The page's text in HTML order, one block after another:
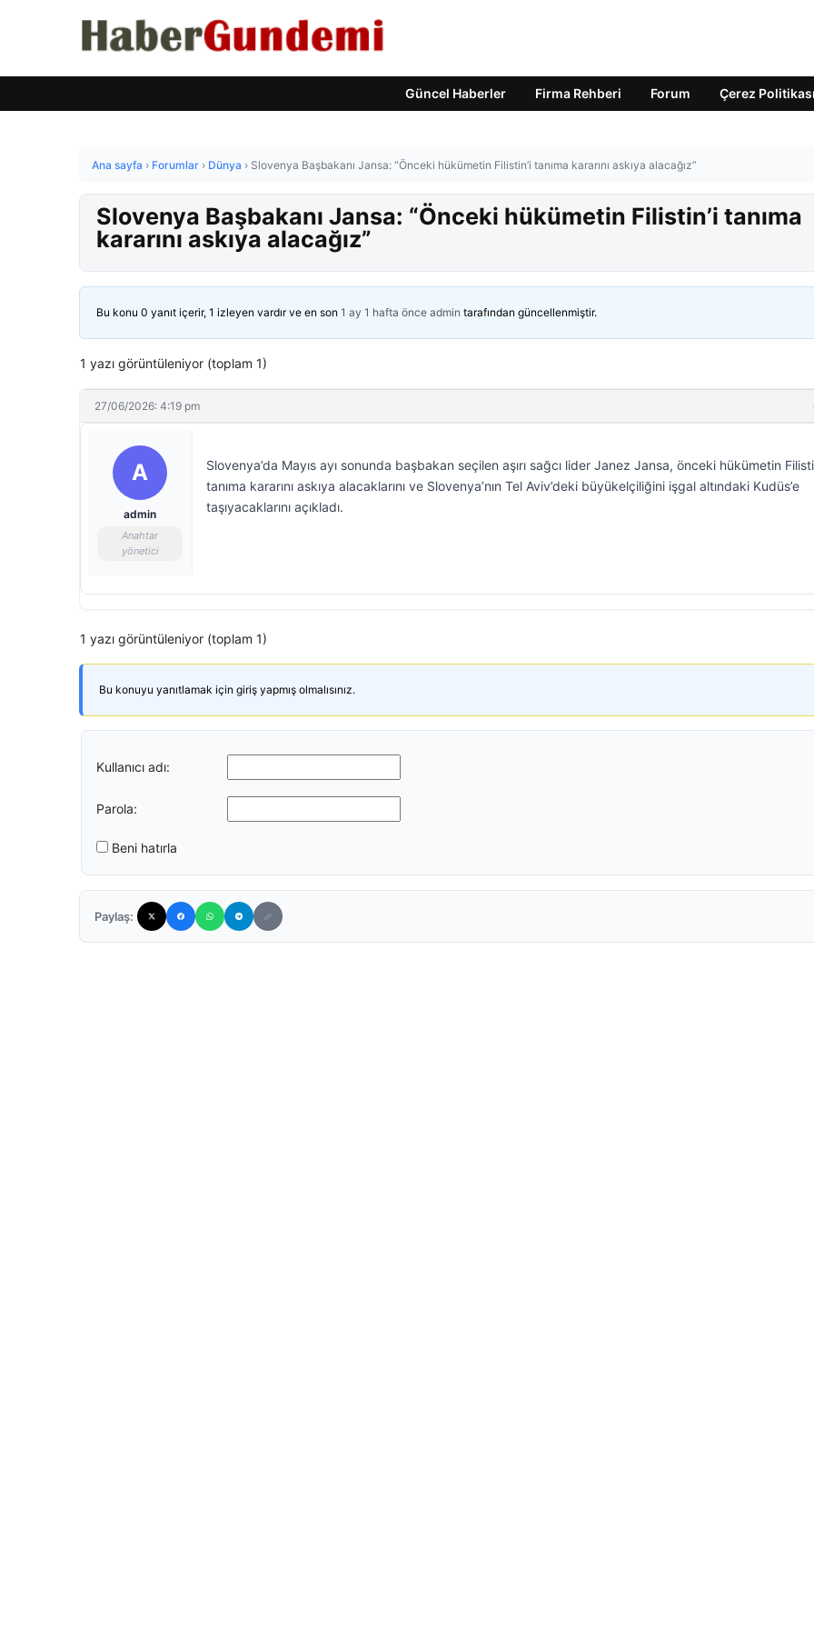
Güncel Haberler Firma Rehberi Forum Çerez Politikası
Ana sayfa › Forumlar › Dünya › Slovenya Başbakanı Jansa: “Önceki hükümetin Filistin’i tanıma kararını askıya alacağız”
Slovenya Başbakanı Jansa: “Önceki hükümetin Filistin’i tanıma
kararını askıya alacağız”
Bu konu 0 yanıt içerir, 1 izleyen vardır ve en son 1 ay 1 hafta önce admin tarafından güncellenmiştir.
1 yazı görüntüleniyor (toplam 1)
27/06/2026: 4:19 pm
A
admin
Anahtar
yönetici
Slovenya’da Mayıs ayı sonunda başbakan seçilen aşırı sağcı lider Janez Jansa, önceki hükümetin
tanıma kararını askıya alacaklarını ve Slovenya’nın Tel Aviv’deki büyükelçiliğini işgal altındaki Kudüs’e
taşıyacaklarını açıkladı.
1 yazı görüntüleniyor (toplam 1)
Bu konuyu yanıtlamak için giriş yapmış olmalısınız.
Kullanıcı adı:
Parola:
Beni hatırla
Paylaş: